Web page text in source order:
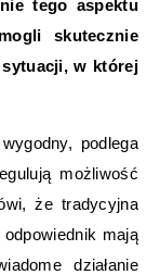
tego aspektu
skutecznie
w której
podlega
możliwość
że tradycyjna
mają
działanie